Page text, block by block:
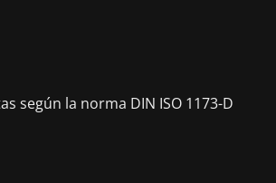
según la norma DIN ISO 1173-D